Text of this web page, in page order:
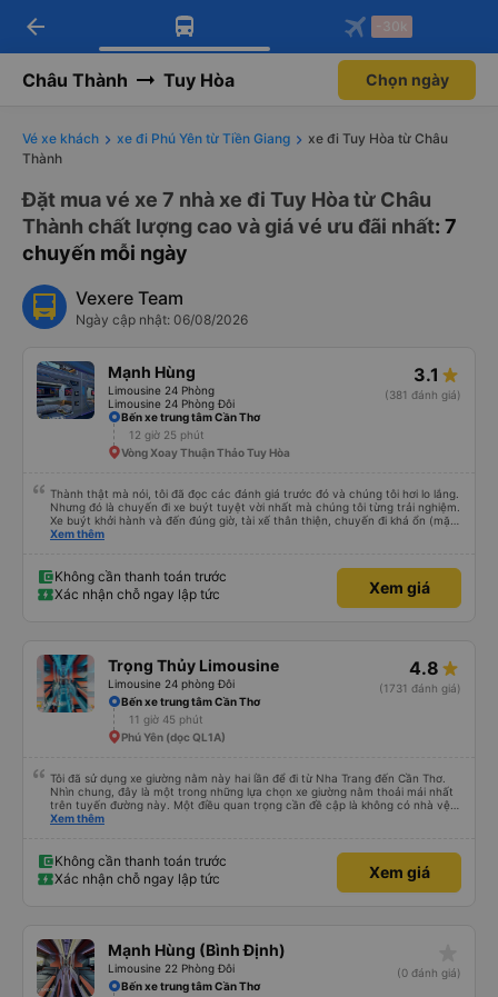
Tải app Vexere ngay!
Nhận ưu đãi thành viên độc
Mở app
Tải app Vexere
-30k/ghế khi đặt vé máy bay qua
Mở app
arrow_back -30k
Châu Thành Tuy Hòa Chọn ngày
Vé xe khách xe đi Phú Yên từ Tiền Giang
xe đi Tuy Hòa từ Châu
Thành
Đặt mua vé xe 7 nhà xe đi Tuy Hòa từ Châu
Thành chất lượng cao và giá vé ưu đãi nhất: 7
chuyến mỗi ngày
Vexere Team
Ngày cập nhật: 06/08/2026
Mạnh Hùng
Limousine 24 Phòng
Limousine 24 Phòng Đôi
3.1
(381 đánh giá)
Bến xe trung tâm Cần Thơ
12 giờ 25 phút
Vòng Xoay Thuận Thảo Tuy Hòa
Thành thật mà nói, tôi đã đọc các đánh giá trước đó và chúng tôi hơi lo lắng.
Nhưng đó là chuyến đi xe buýt tuyệt vời nhất mà chúng tôi từng trải nghiệm.
Xe buýt khởi hành và đến đúng giờ, tài xế thân thiện, chuyến đi khá ổn (mặc
dù vẫn hơi xóc, nhưng đó là đặc trưng của Việt Nam ^^), và chỗ ngồi thoải
Xem thêm
Không cần thanh toán trước
Xác nhận chỗ ngay lập tức
Xem giá
Trọng Thủy Limousine
Limousine 24 phòng Đôi
4.8
(1731 đánh giá)
Bến xe trung tâm Cần Thơ
11 giờ 45 phút
Phú Yên (dọc QL1A)
Tôi đã sử dụng xe giường nằm này hai lần để đi từ Nha Trang đến Cần Thơ.
Nhìn chung, đây là một trong những lựa chọn xe giường nằm thoải mái nhất
trên tuyến đường này. Một điều quan trọng cần đề cập là không có nhà vệ
sinh trên xe, điều này có thể gây khó chịu trên một hành trình dài xuyên
chậm khoảng một tiếng, nhưng công ty đã thông báo trước cho tôi, nên tôi
không gặp vấn đề gì. Xe khá thoải mái, có chăn và hai gối, và các tài xế lịch
sự và thân thiện. Có các điểm dừng nghỉ vào khoảng 4:00 sáng và 9:00
cho đến khoảng 8:00 sáng, điều này khá khó chịu. Có vẻ như lịch trình phụ
thuộc vào tài xế, và tôi thực sự hy vọng các điểm dừng sẽ được bố trí đều
đặn hơn trong tương lai. Nhìn chung, tôi hài lòng và sẽ tiếp tục sử dụng dịch
vụ xe buýt giường nằm của công ty này cho các chuyến công tác, vì đây
vẫn là một trong những lựa chọn xe buýt giường nằm thoải mái nhất trên
Xem thêm
Không cần thanh toán trước
Xác nhận chỗ ngay lập tức
Xem giá
Mạnh Hùng (Bình Định)
Limousine 22 Phòng Đôi
(0 đánh giá)
Bến xe trung tâm Cần Thơ